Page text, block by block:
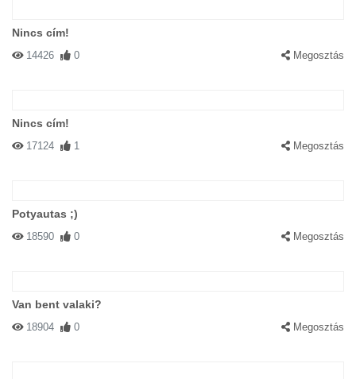
Nincs cím!
14426 0 Megosztás
Nincs cím!
17124 1 Megosztás
Potyautas ;)
18590 0 Megosztás
Van bent valaki?
18904 0 Megosztás